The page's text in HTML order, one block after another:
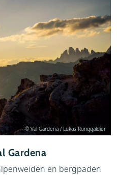
© Val Gardena / Lukas Runggaldier
Gardena
en bergpaden